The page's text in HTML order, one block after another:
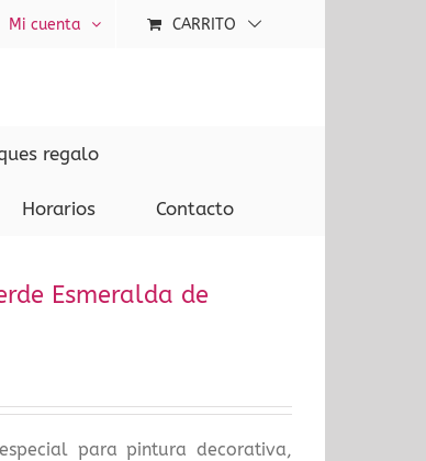
Mi cuenta CARRITO
regalo
Horarios Contacto
Esmeralda de
para pintura decorativa,